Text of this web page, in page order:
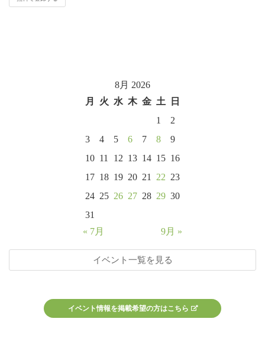
8月 2026
月
火 水 木 金 土
日
1
2
3
4 5 6 7 8
9
10 11 12 13 14 15 16
17 18 19 20 21 22 23
24 25 26 27 28 29 30
31
« 7月
9月 »
イベント一覧を見る
イベント情報を掲載希望の方はこちら